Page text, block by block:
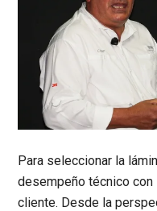
Para seleccionar la
desempeño técnico
cliente. Desde la